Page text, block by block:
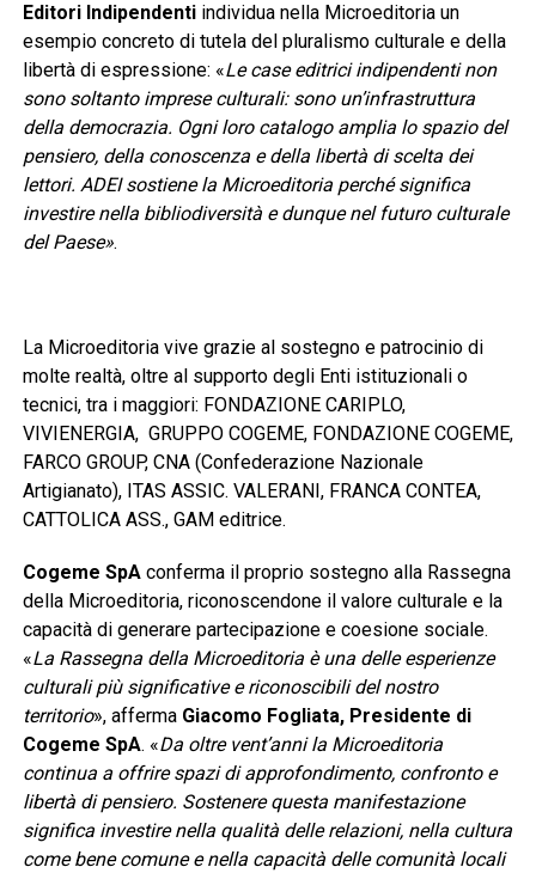
Editori Indipendentiindividua nella Microeditoria un
esempio concreto di tutela del pluralismo culturale e della
libertà di espressione: «Le case editrici indipendenti non
sono soltanto imprese culturali: sono un’infrastruttura
della democrazia. Ogni loro catalogo amplia lo spazio del
pensiero, della conoscenza e della libertà di scelta dei
lettori. ADEI sostiene la Microeditoria perché significa
investire nella bibliodiversità e dunque nel futuro culturale
del Paese».
La Microeditoria vive grazie al sostegno e patrocinio di
molte realtà, oltre al supporto degli Enti istituzionali o
tecnici, tra i maggiori: FONDAZIONE CARIPLO,
VIVIENERGIA, GRUPPO COGEME, FONDAZIONE COGEME,
FARCO GROUP, CNA (Confederazione Nazionale
Artigianato), ITAS ASSIC. VALERANI, FRANCA CONTEA,
CATTOLICA ASS., GAM editrice.
Cogeme SpAconferma il proprio sostegno alla Rassegna
della Microeditoria, riconoscendone il valore culturale e la
capacità di generare partecipazione e coesione sociale.
«La Rassegna della Microeditoria è una delle esperienze
culturali più significative e riconoscibili del nostro
territorio», afferma Giacomo Fogliata, Presidente di
Cogeme SpA. «Da oltre vent’anni la Microeditoria
continua a offrire spazi di approfondimento, confronto e
libertà di pensiero. Sostenere questa manifestazione
significa investire nella qualità delle relazioni, nella cultura
come bene comune e nella capacità delle comunità locali